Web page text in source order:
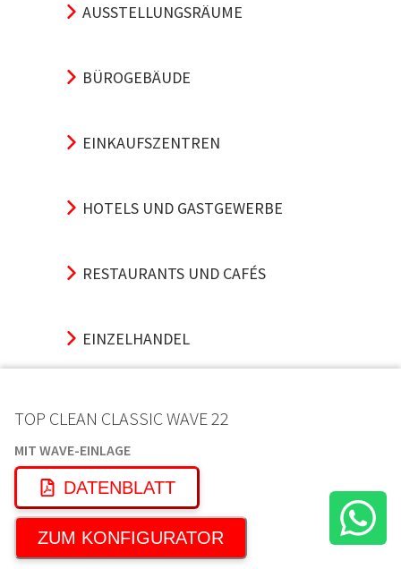
TOP CLEAN CLASSIC WAVE 22
MIT WAVE-EINLAGE
DATENBLATT
ZUM KONFIGURATOR
AUSSTELLUNGSRÄUME
BÜROGEBÄUDE
EINKAUFSZENTREN
HOTELS UND GASTGEWERBE
RESTAURANTS UND CAFÉS
EINZELHANDEL
VERKEHRSKNOTENPUNKTE